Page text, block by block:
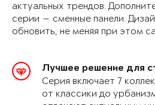
актуальных трендов.
серии — сменные панели.
обновить, не меняя при этом
Лучшее решение для
Серия включает 7
от классики до